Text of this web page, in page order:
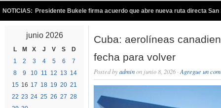
NOTICIAS: Presidente Bukele firma acuerdo que abre nueva ruta directa
junio 2026
L M X J V S
D
1
2 3 4 5 6
7
8
9 10 11 12 13 14
15 16 17 18 19 20 21
22 23 24 25 26 27 28
Cuba: aerolíneas
fecha para volver
Posted byadminon junio 8, 2026 · Agregue un